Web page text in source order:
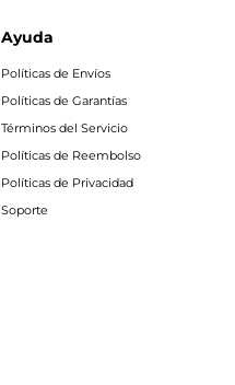
Ayuda
Políticas de Envíos
Políticas de Garantías
Términos del Servicio
Políticas de Reembolso
Políticas de Privacidad
Soporte